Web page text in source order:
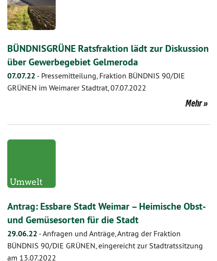
BÜNDNISGRÜNE Ratsfraktion lädt zur Diskussion
über Gewerbegebiet Gelmeroda
07.07.22 - Pressemitteilung, Fraktion BÜNDNIS 90/DIE
GRÜNEN im Weimarer Stadtrat, 07.07.2022
Mehr
Antrag: Essbare Stadt Weimar – Heimische Obst-
und Gemüsesorten für die Stadt
29.06.22 -Anfragen und Anträge, Antrag der Fraktion
BÜNDNIS 90/DIE GRÜNEN, eingereicht zur Stadtratssitzung
am 13.07.2022